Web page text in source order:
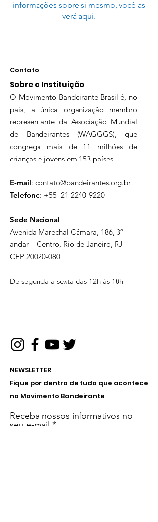
informações sobre si mesmo, você as
verá aqui.
Contato
Sobre a Instituição
O Movimento Bandeirante Brasil é, no
país, a única organização membro
representante da Associação Mundial
de Bandeirantes (WAGGGS), que
congrega mais de 11 milhões de
crianças e jovens em 153 países.
E-mail: contato@bandeirantes.org.br
Telefone: +55 21 2240-9220
Sede Nacional
Avenida Marechal Câmara, 186, 3º
andar – Centro, Rio de Janeiro, RJ
CEP 20020-080
De segunda a sexta das 12h às 18h
NEWSLETTER
Fique por dentro de tudo que acontece
no Movimento Bandeirante
Receba nossos informativos no
seu e-mail